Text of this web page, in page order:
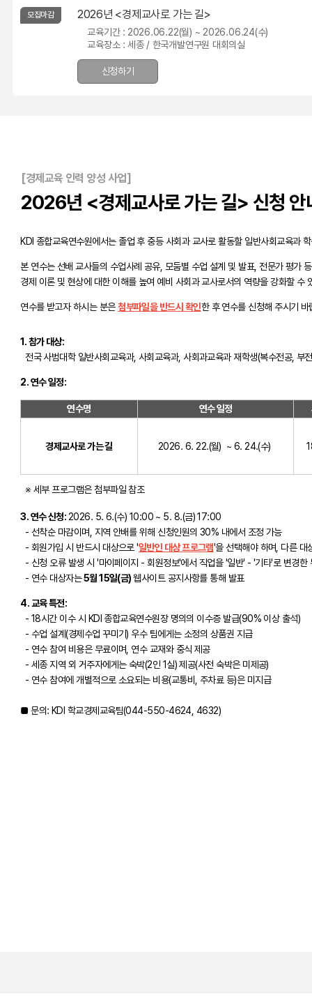
모집마감 2026년 <경제교사로 가는 길>
교육기간 : 2026.06.22(월) ~ 2026.06.24(수)
교육장소 : 세종 / 한국개발연구원 대회의실
신청하기
[경제교육 인력 양성 사업]
2026년 <경제교사로 가는 길> 신청 안
KDI 종합교육연수원에서는 졸업 후 중등 사회과 교사로 활동할 일반사회교육과
본 연수는 선배 교사들의 수업사례 공유, 모둠별 수업 설계 및 발표, 전문가 평가
경제 이론 및 현상에 대한 이해를 높여 예비 사회과 교사로서의 역량을 강화할 수
연수를 받고자 하시는 분은첨부파일을 반드시 확인한 후 연수를 신청해 주시기
1. 참가 대상:
전국 사범대학 일반사회교육과, 사회교육과, 사회과교육과 재학생(복수전공, 부
2. 연수 일정:
연수명 연수 일정
경제교사로 가는 길 2026. 6. 22.(월) ~ 6. 24.(수)
※ 세부 프로그램은 첨부파일 참조
3. 연수 신청:2026. 5. 6.(수) 10:00 ~ 5. 8.(금) 17:00
- 선착순 마감이며, 지역 안배를 위해 신청인원의 30% 내에서 조정 가능
- 회원가입 시 반드시 대상으로 '일반인 대상 프로그램'을 선택해야 하며, 다른 대
- 신청 오류 발생 시 '마이페이지 - 회원정보'에서 직업을 '일반' - '기타'로 변경
- 연수 대상자는5월 15일(금)웹사이트 공지사항를 통해 발표
4. 교육 특전:
- 18시간 이수 시 KDI 종합교육연수원장 명의의 이수증 발급(90% 이상 출석)
- 수업 설계(경제수업 꾸미기) 우수 팀에게는 소정의 상품권 지급
- 연수 참여 비용은 무료이며, 연수 교재와 중식 제공
- 세종 지역 외 거주자에게는 숙박(2인 1실) 제공(사전 숙박은 미제공)
- 연수 참여에 개별적으로 소요되는 비용(교통비, 주차료 등)은 미지급
■ 문의: KDI 학교경제교육팀(044-550-4624, 4632)